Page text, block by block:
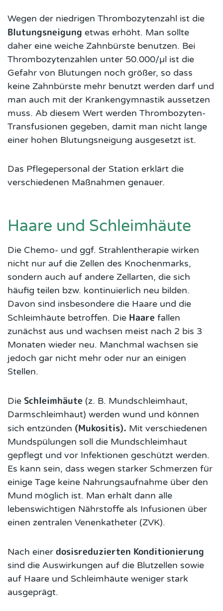
Wegen der niedrigen Thrombozytenzahl ist die
Blutungsneigung etwas erhöht. Man sollte
daher eine weiche Zahnbürste benutzen. Bei
Thrombozytenzahlen unter 50.000/µl ist die
Gefahr von Blutungen noch größer, so dass
keine Zahnbürste mehr benutzt werden darf und
man auch mit der Krankengymnastik aussetzen
muss. Ab diesem Wert werden Thrombozyten-
Transfusionen gegeben, damit man nicht lange
einer hohen Blutungsneigung ausgesetzt ist.
Das Pflegepersonal der Station erklärt die
verschiedenen Maßnahmen genauer.
Haare und Schleimhäute
Die Chemo- und ggf. Strahlentherapie wirken
nicht nur auf die Zellen des Knochenmarks,
sondern auch auf andere Zellarten, die sich
häufig teilen bzw. kontinuierlich neu bilden.
Davon sind insbesondere die Haare und die
Schleimhäute betroffen. Die Haare fallen
zunächst aus und wachsen meist nach 2 bis 3
Monaten wieder neu. Manchmal wachsen sie
jedoch gar nicht mehr oder nur an einigen
Stellen.
Die Schleimhäute (z. B. Mundschleimhaut,
Darmschleimhaut) werden wund und können
sich entzünden (Mukositis). Mit verschiedenen
Mundspülungen soll die Mundschleimhaut
gepflegt und vor Infektionen geschützt werden.
Es kann sein, dass wegen starker Schmerzen für
einige Tage keine Nahrungsaufnahme über den
Mund möglich ist. Man erhält dann alle
lebenswichtigen Nährstoffe als Infusionen über
einen zentralen Venenkatheter (ZVK).
Nach einer dosisreduzierten Konditionierung
sind die Auswirkungen auf die Blutzellen sowie
auf Haare und Schleimhäute weniger stark
ausgeprägt.